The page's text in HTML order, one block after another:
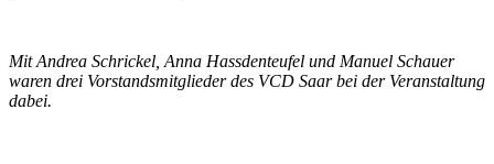
Mit Andrea Schrickel, Anna Hassdenteufel und Manuel Schauer
waren drei Vorstandsmitglieder des VCD Saar bei der Veranstaltung
dabei.